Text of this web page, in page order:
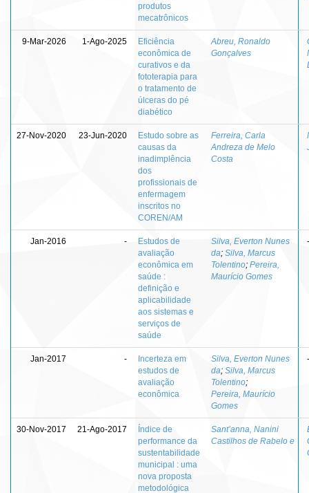
produtos
mecatrônicos
9-Mar-2026 1-Ago-2025
Eficiência
econômica de
curativos e da
fototerapia para
o tratamento de
úlceras do pé
diabético
Abreu, Ronaldo
Gonçalves
27-Nov-2020 23-Jun-2020
Estudo sobre as
causas da
inadimplência
dos
profissionais de
enfermagem
inscritos no
COREN/AM
Ferreira, Carla
Andreza de Melo
Costa
Jan-2016 -
Estudos de
avaliação
econômica em
saúde :
definição e
aplicabilidade
aos sistemas e
serviços de
saúde
Silva, Everton Nunes
da; Silva, Marcus
Tolentino; Pereira,
Maurício Gomes
-
Jan-2017 -
Incerteza em
estudos de
avaliação
econômica
Silva, Everton Nunes
da; Silva, Marcus
Tolentino;
Pereira, Maurício
Gomes
-
30-Nov-2017 21-Ago-2017
Índice de
performance da
sustentabilidade
municipal : uma
nova proposta
metodológica
Sant’anna, Nanini
Castilhos de Rabelo e